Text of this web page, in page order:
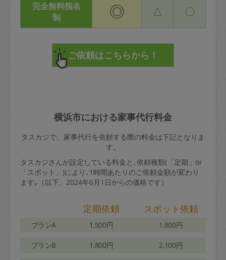
完全無料指名
制
◎ △ 〇
横浜市における家事代行料金
タスカジで、家事代行を依頼する際の料金は下記となりま
す。
タスカジさんが設定している料金と､依頼種類(「定期」or
「スポット」)により､1時間あたりのご依頼金額が変わり
ます｡（以下、2024年6月1日からの価格です）
定期依頼 スポット依頼
プランA 1,500円 1,800円
プランB 1,800円 2,100円